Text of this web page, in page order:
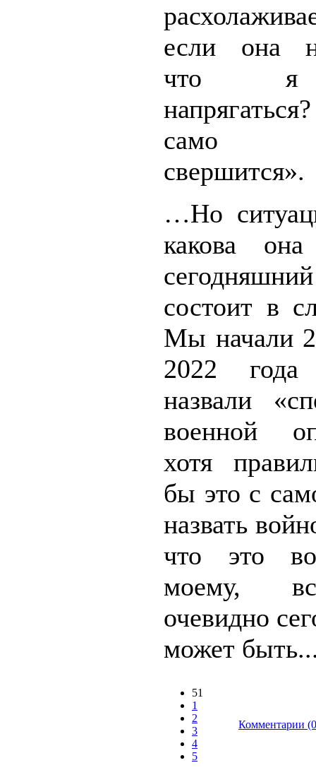
если она
что я
само
свершится».
…Но
какова
состоит в
Мы начали
2022
назвали
военной
хотя
бы это с
назвать
что это
моему,
очевидно
может
51
1
2
3
4
5
Комментарии